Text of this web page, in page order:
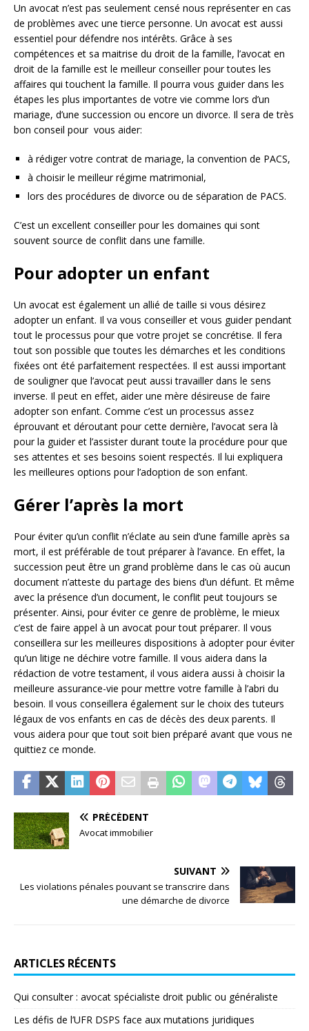
Un avocat n’est pas seulement censé nous représenter en cas
de problèmes avec une tierce personne. Un avocat est aussi
essentiel pour défendre nos intérêts. Grâce à ses
compétences et sa maitrise du droit de la famille, l’avocat en
droit de la famille est le meilleur conseiller pour toutes les
affaires qui touchent la famille. Il pourra vous guider dans les
étapes les plus importantes de votre vie comme lors d’un
mariage, d’une succession ou encore un divorce. Il sera de très
bon conseil pour vous aider:
à rédiger votre contrat de mariage, la convention de PACS,
à choisir le meilleur régime matrimonial,
lors des procédures de divorce ou de séparation de PACS.
C’est un excellent conseiller pour les domaines qui sont
souvent source de conflit dans une famille.
Pour adopter un enfant
Un avocat est également un allié de taille si vous désirez
adopter un enfant. Il va vous conseiller et vous guider pendant
tout le processus pour que votre projet se concrétise. Il fera
tout son possible que toutes les démarches et les conditions
fixées ont été parfaitement respectées. Il est aussi important
de souligner que l’avocat peut aussi travailler dans le sens
inverse. Il peut en effet, aider une mère désireuse de faire
adopter son enfant. Comme c’est un processus assez
éprouvant et déroutant pour cette dernière, l’avocat sera là
pour la guider et l’assister durant toute la procédure pour que
ses attentes et ses besoins soient respectés. Il lui expliquera
les meilleures options pour l’adoption de son enfant.
Gérer l’après la mort
Pour éviter qu’un conflit n’éclate au sein d’une famille après sa
mort, il est préférable de tout préparer à l’avance. En effet, la
succession peut être un grand problème dans le cas où aucun
document n’atteste du partage des biens d’un défunt. Et même
avec la présence d’un document, le conflit peut toujours se
présenter. Ainsi, pour éviter ce genre de problème, le mieux
c’est de faire appel à un avocat pour tout préparer. Il vous
conseillera sur les meilleures dispositions à adopter pour éviter
qu’un litige ne déchire votre famille. Il vous aidera dans la
rédaction de votre testament, il vous aidera aussi à choisir la
meilleure assurance-vie pour mettre votre famille à l’abri du
besoin. Il vous conseillera également sur le choix des tuteurs
légaux de vos enfants en cas de décès des deux parents. Il
vous aidera pour que tout soit bien préparé avant que vous ne
quittiez ce monde.
PRÉCÉDENT
Avocat immobilier
SUIVANT
Les violations pénales pouvant se transcrire dans
une démarche de divorce
ARTICLES RÉCENTS
Qui consulter : avocat spécialiste droit public ou généraliste
Les défis de l’UFR DSPS face aux mutations juridiques